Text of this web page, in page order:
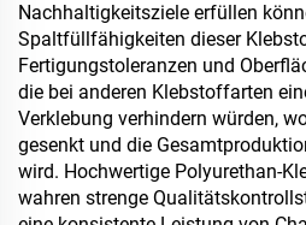
Nachhaltigkeitsziele erfüllen
Spaltfüllfähigkeiten dieser
Fertigungstoleranzen und
die bei anderen Klebstoffarten
Verklebung verhindern würden,
gesenkt und die
wird. Hochwertige Polyurethan-
wahren strenge